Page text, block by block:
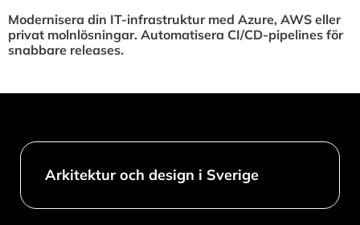
Modernisera din IT-infrastruktur med Azure, AWS eller
privat molnlösningar. Automatisera CI/CD-pipelines för
snabbare releases.
Arkitektur och design i Sverige​